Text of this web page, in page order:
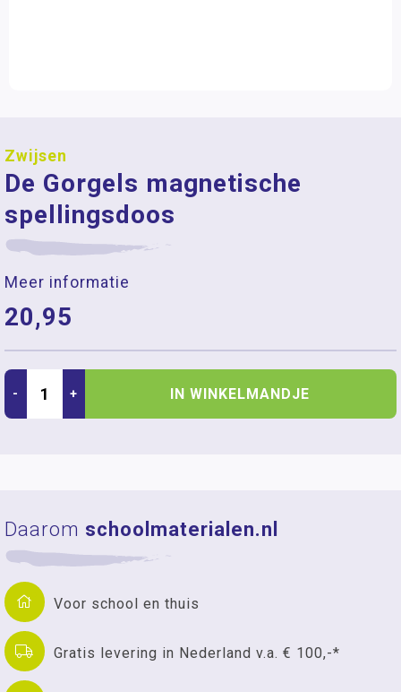
Zwijsen
De Gorgels magnetische
spellingsdoos
Meer informatie
20,95
- + IN WINKELMANDJE
Daarom schoolmaterialen.nl
Voor school en thuis
Gratis levering in Nederland v.a. € 100,-*